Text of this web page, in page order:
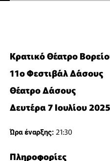
Κρατικό Θέατρο
11ο Φεστιβάλ Δάσους
Θέατρο Δάσους
Δευτέρα 7 Ιουλίου 2025
Ώρα έναρξης: 21:30
Πληροφορίες